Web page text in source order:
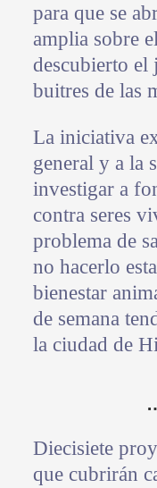
para que se
amplia sobre
descubierto el
buitres de las
La iniciativa
general y a la
investigar a
contra seres
problema de
no hacerlo
bienestar
de semana
la ciudad de
Diecisiete
que cubrirán